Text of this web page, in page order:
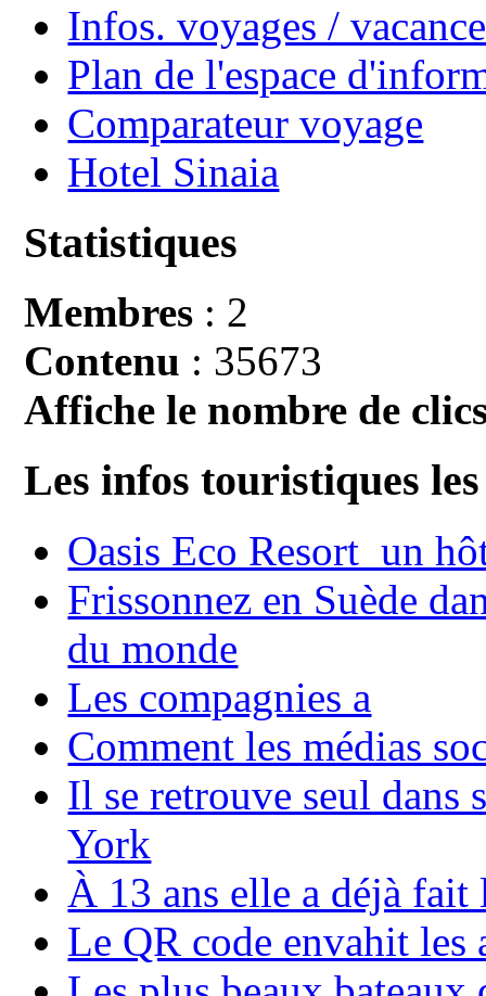
Infos. voyages /
Plan de l'espace
Comparateur voyage
Hotel Sinaia
Statistiques
Membres : 2
Contenu : 35673
Affiche le nombre de
Les infos touristiques
Oasis Eco Resort un
Frissonnez en Suède
du monde
Les compagnies a
Comment les médias
Il se retrouve seul dans
York
À 13 ans elle a déjà
Le QR code envahit les